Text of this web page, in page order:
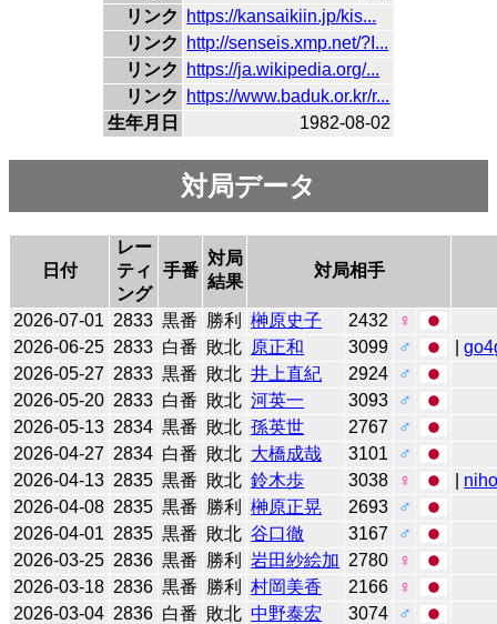
リンク
https://kansaikiin.jp/kis...
リンク
http://senseis.xmp.net/?I...
リンク
https://ja.wikipedia.org/...
リンク
https://www.baduk.or.kr/r...
生年月日
1982-08-02
対局データ
日付
レー
ティ
ング
手番
対局
結果
対局相手
2026-07-01 2833 黒番 勝利 榊原史子 2432
♀
2026-06-25 2833 白番 敗北 原正和 3099 ♂ |
2026-05-27 2833 黒番 敗北 井上直紀 2924
♂
2026-05-20 2833 白番 敗北 河英一 3093
♂
2026-05-13 2834 黒番 敗北 孫英世 2767
♂
2026-04-27 2834 白番 敗北 大橋成哉 3101
♂
2026-04-13 2835 黒番 敗北 鈴木歩 3038 ♀
2026-04-08 2835 黒番 勝利 榊原正晃 2693
♂
2026-04-01 2835 黒番 敗北 谷口徹 3167
♂
2026-03-25 2836 黒番 勝利 岩田紗絵加 2780
♀
2026-03-18 2836 黒番 勝利 村岡美香 2166
♀
2026-03-04 2836 白番 敗北 中野泰宏 3074
♂